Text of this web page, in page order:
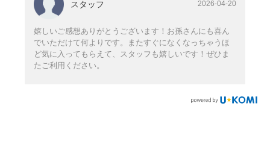
スタッフ 2026-04-20
嬉しいご感想ありがとうございます！お孫さんにも喜ん
でいただけて何よりです。またすぐになくなっちゃうほ
ど気に入ってもらえて、スタッフも嬉しいです！ぜひま
たご利用ください。